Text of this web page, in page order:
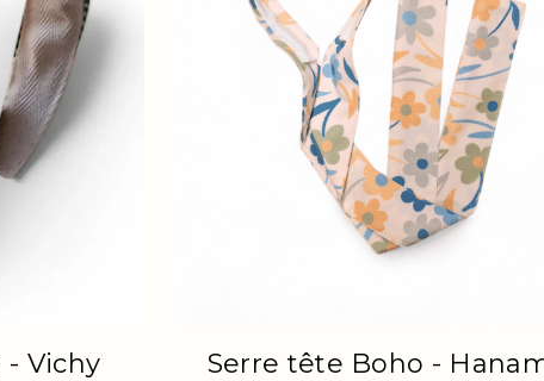
Serre tête Noué - Vichy